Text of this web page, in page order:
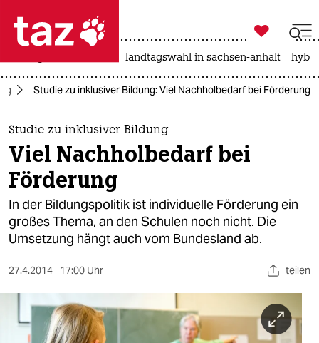
 taz zahl ich
taz zahl ich
themen
politik
öko
gesellschaft
sport
berlin

taz zahl ich
landtagswahl in sachsen-anhalt
Studie zu inklusiver Bildung: Viel Nachholbedarf bei Förderung
Studie zu inklusiver Bildung
Viel Nachholbedarf bei
Förderung
In der Bildungspolitik ist individuelle Förderung ein
großes Thema, an den Schulen noch nicht. Die
Umsetzung hängt auch vom Bundesland ab.
27.4.2014 17:00 Uhr teilen